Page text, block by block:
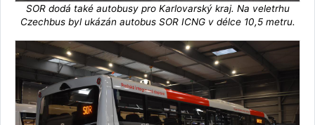
SOR dodá také autobusy pro Karlovarský kraj. Na veletrhu
Czechbus byl ukázán autobus SOR ICNG v délce 10,5 metru.